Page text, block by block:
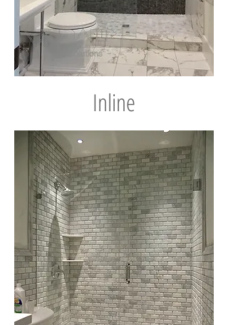
Inline